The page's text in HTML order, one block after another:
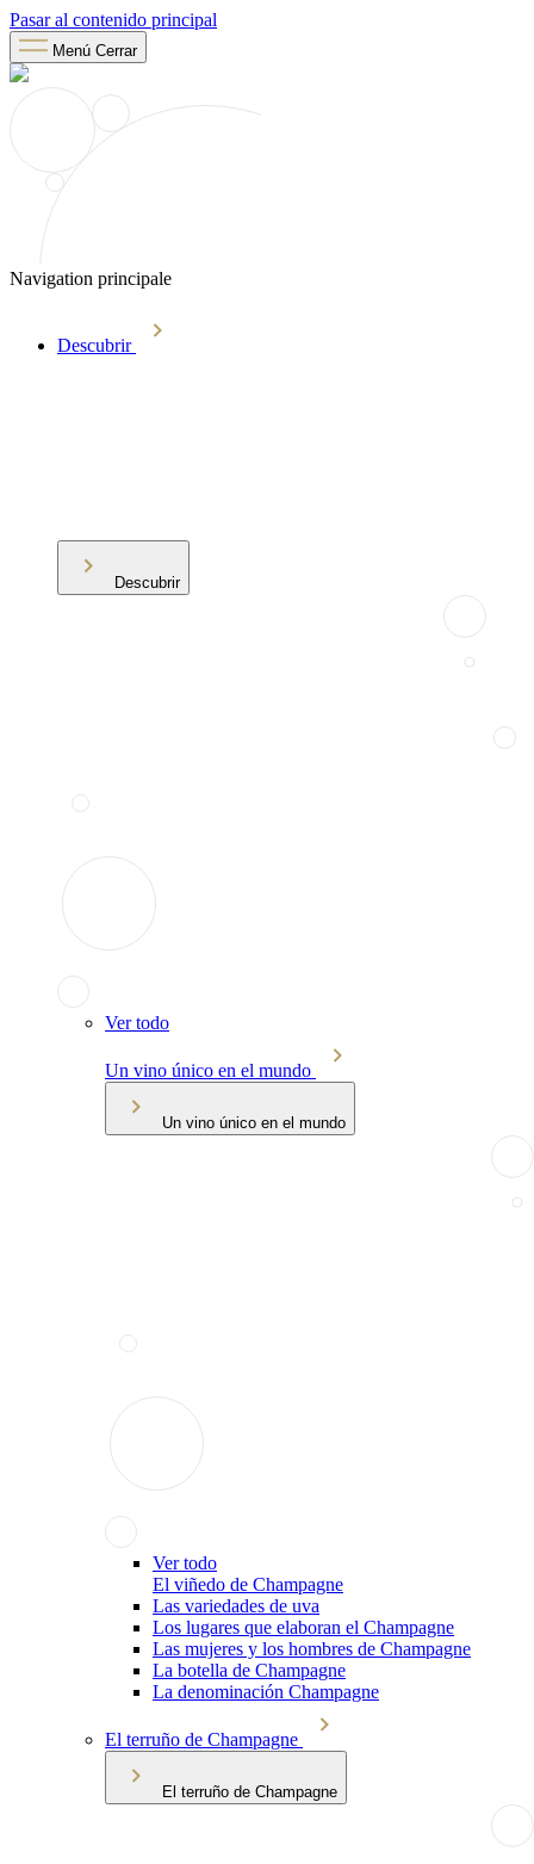
Pasar al contenido principal
Menú Cerrar
Navigation principale
Descubrir
Descubrir
Ver todo
Un vino único en el mundo
Un vino único en el mundo
Ver todo
El viñedo de Champagne
Las variedades de uva
Los lugares que elaboran el Champagne
Las mujeres y los hombres de Champagne
La botella de Champagne
La denominación Champagne
El terruño de Champagne
El terruño de Champagne